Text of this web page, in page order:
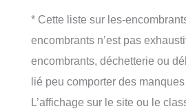
* Cette liste sur les-
encombrants n’est pas
encombrants, déchetterie ou
lié peu comporter des
L’affichage sur le site ou le